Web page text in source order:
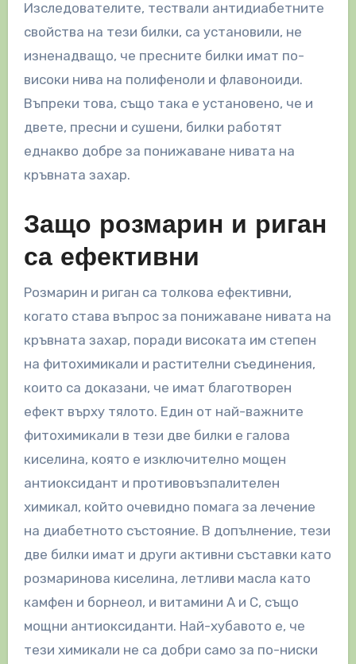
Изследователите, тествали антидиабетните
свойства на тези билки, са установили, не
изненадващо, че пресните билки имат по-
високи нива на полифеноли и флавоноиди.
Въпреки това, също така е установено, че и
двете, пресни и сушени, билки работят
еднакво добре за понижаване нивата на
кръвната захар.
Защо розмарин и риган
са ефективни
Розмарин и риган са толкова ефективни,
когато става въпрос за понижаване нивата на
кръвната захар, поради високата им степен
на фитохимикали и растителни съединения,
които са доказани, че имат благотворен
ефект върху тялото. Един от най-важните
фитохимикали в тези две билки е галова
киселина, която е изключително мощен
антиоксидант и противовъзпалителен
химикал, който очевидно помага за лечение
на диабетното състояние. В допълнение, тези
две билки имат и други активни съставки като
розмаринова киселина, летливи масла като
камфен и борнеол, и витамини A и C, също
мощни антиоксиданти. Най-хубавото е, че
тези химикали не са добри само за по-ниски